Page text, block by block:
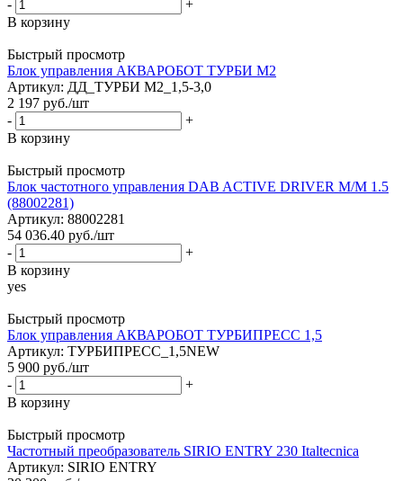
-
+
В корзину
Быстрый просмотр
Блок управления АКВАРОБОТ ТУРБИ М2
Артикул: ДД_ТУРБИ М2_1,5-3,0
2 197 руб./шт
-
+
В корзину
Быстрый просмотр
Блок частотного управления DAB ACTIVE DRIVER M/M 1.5
(88002281)
Артикул: 88002281
54 036.40 руб./шт
-
+
В корзину
yes
Быстрый просмотр
Блок управления АКВАРОБОТ ТУРБИПРЕСС 1,5
Артикул: ТУРБИПРЕСС_1,5NEW
5 900 руб./шт
-
+
В корзину
Быстрый просмотр
Частотный преобразователь SIRIO ENTRY 230 Italtecnica
Артикул: SIRIO ENTRY